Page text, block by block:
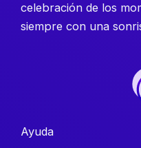
celebración de los
siempre con una
Ayuda